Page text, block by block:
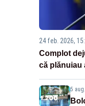
24 feb. 2026,
Complot
că plănuiau
5